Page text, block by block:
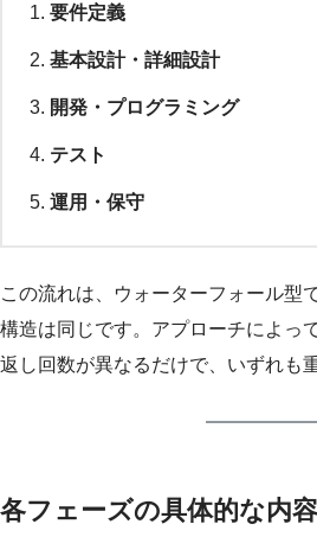
要件定義
基本設計・詳細設計
開発・プログラミング
テスト
運用・保守
この流れは、ウォーターフォール型
構造は同じです。アプローチによっ
返し回数が異なるだけで、いずれも
各フェーズの具体的な内容